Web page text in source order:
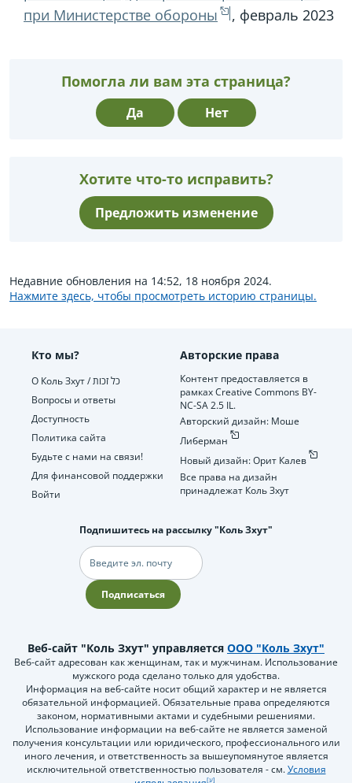
при Министерстве обороны
, февраль 2023
Помогла ли вам эта страница?
Да Нет
Хотите что-то исправить?
Предложить изменение
Недавние обновления на 14:52, 18 ноября 2024.
Нажмите здесь, чтобы просмотреть историю страницы.
Кто мы?
О Коль Зхут / כל זכות
Вопросы и ответы
Доступность
Политика сайта
Будьте с нами на связи!
Для финансовой поддержки
Войти
Авторские права
Контент предоставляется в
рамках Creative Commons BY-
NC-SA 2.5 IL.
Авторский дизайн: Моше
Либерман
Новый дизайн: Орит Калев
Все права на дизайн
принадлежат Коль Зхут
Подпишитесь на рассылку "Коль Зхут"
Электронная
почта
Подписаться
Веб-сайт "Коль Зхут" управляется ООО "Коль Зхут"
Веб-сайт адресован как женщинам, так и мужчинам. Использование
мужского рода сделано только для удобства.
Информация на веб-сайте носит общий характер и не является
обязательной информацией. Обязательные права определяются
законом, нормативными актами и судебными решениями.
Использование информации на веб-сайте не является заменой
получения консультации или юридического, профессионального или
иного лечения, и ответственность за вышеупомянутое является
исключительной ответственностью пользователя - см.Условия